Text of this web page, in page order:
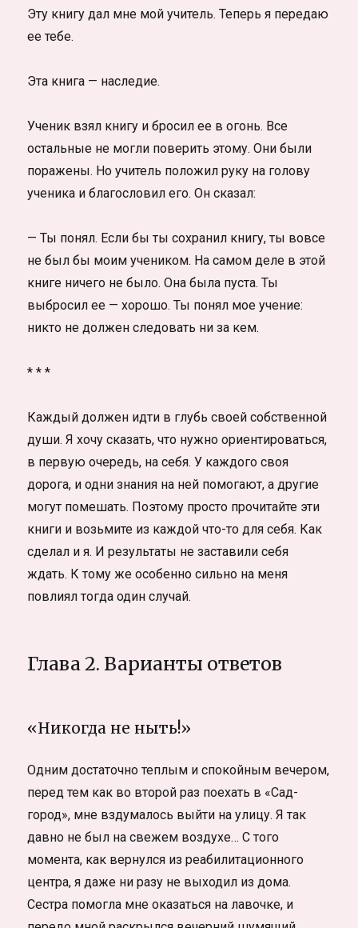
Эту книгу дал мне мой учитель. Теперь я передаю
ее тебе.
Эта книга — наследие.
Ученик взял книгу и бросил ее в огонь. Все
остальные не могли поверить этому. Они были
поражены. Но учитель положил руку на голову
ученика и благословил его. Он сказал:
— Ты понял. Если бы ты сохранил книгу, ты вовсе
не был бы моим учеником. На самом деле в этой
книге ничего не было. Она была пуста. Ты
выбросил ее — хорошо. Ты понял мое учение:
никто не должен следовать ни за кем.
* * *
Каждый должен идти в глубь своей собственной
души. Я хочу сказать, что нужно ориентироваться,
в первую очередь, на себя. У каждого своя
дорога, и одни знания на ней помогают, а другие
могут помешать. Поэтому просто прочитайте эти
книги и возьмите из каждой что-то для себя. Как
сделал и я. И результаты не заставили себя
ждать. К тому же особенно сильно на меня
повлиял тогда один случай.
Глава 2. Варианты ответов
«Никогда не ныть!»
Одним достаточно теплым и спокойным вечером,
перед тем как во второй раз поехать в «Сад-
город», мне вздумалось выйти на улицу. Я так
давно не был на свежем воздухе… С того
момента, как вернулся из реабилитационного
центра, я даже ни разу не выходил из дома.
Сестра помогла мне оказаться на лавочке, и